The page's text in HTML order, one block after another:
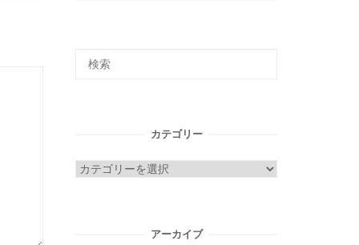
カテゴリー
カ
アーカイブ